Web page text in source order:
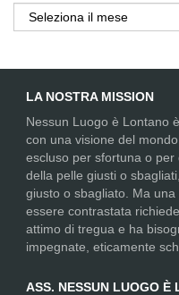
Archivi
LA NOSTRA MISSION
Nessun Luogo è Lontano
con una visione del
escluso per sfortuna o
della pelle giusti o
giusto o sbagliato. Ma una
essere contrastata
attimo di tregua e ha
impegnate, eticamente
ASS. NESSUN LUOGO È